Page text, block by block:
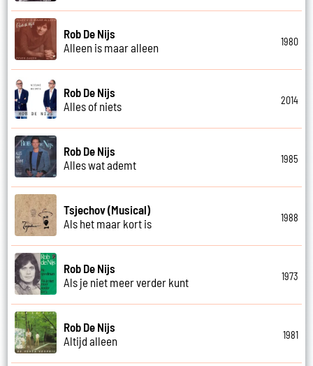
Rob De Nijs
Alleen is maar alleen
1980
Rob De Nijs
Alles of niets
2014
Rob De Nijs
Alles wat ademt
1985
Tsjechov (Musical)
Als het maar kort is
1988
Rob De Nijs
Als je niet meer verder kunt
1973
Rob De Nijs
Altijd alleen
1981